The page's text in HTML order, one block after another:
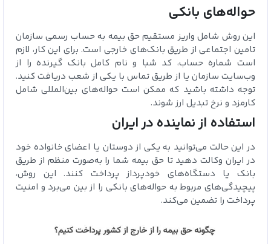
حواله‌های بانکی
این روش شامل واریز مستقیم حق بیمه به حساب رسمی سازمان
تامین اجتماعی از طریق بانک‌های خارجی است. برای این کار، لازم
است شماره حساب، کد شبا و نام کامل بانک گیرنده را از
وب‌سایت سازمان یا از طریق تماس با یکی از شعب دریافت کنید.
توجه داشته باشید که ممکن است حواله‌های بین‌المللی شامل
کارمزد و نرخ تبدیل ارز شوند.
استفاده از نماینده در ایران
در این حالت می‌توانید به یکی از دوستان یا اعضای خانواده خود
در ایران وکالت دهید تا حق بیمه شما را به‌صورت منظم از طریق
بانک یا دستگاه‌های خودپرداز پرداخت کنند. این روش،
پیچیدگی‌های مربوط به حواله‌های بانکی را از بین می‌برد و امنیت
پرداخت را تضمین می‌کند.